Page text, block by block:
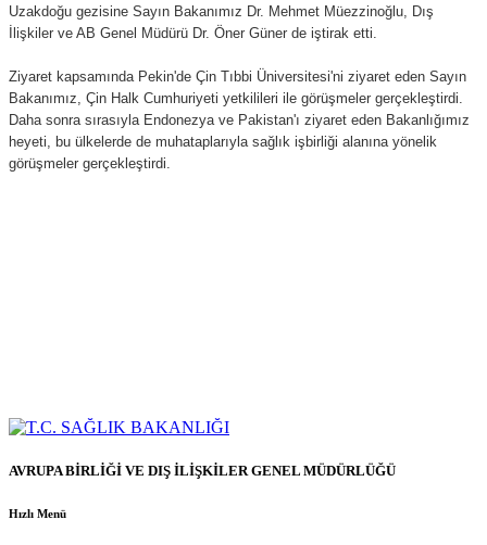
Uzakdoğu gezisine Sayın Bakanımız Dr. Mehmet Müezzinoğlu, Dış
İlişkiler ve AB Genel Müdürü Dr. Öner Güner de iştirak etti.
Ziyaret kapsamında Pekin'de Çin Tıbbi Üniversitesi'ni ziyaret eden Sayın
Bakanımız, Çin Halk Cumhuriyeti yetkilileri ile görüşmeler gerçekleştirdi.
Daha sonra sırasıyla Endonezya ve Pakistan'ı ziyaret eden Bakanlığımız
heyeti, bu ülkelerde de muhataplarıyla sağlık işbirliği alanına yönelik
görüşmeler gerçekleştirdi.
AVRUPA BİRLİĞİ VE DIŞ İLİŞKİLER GENEL MÜDÜRLÜĞÜ
Hızlı Menü